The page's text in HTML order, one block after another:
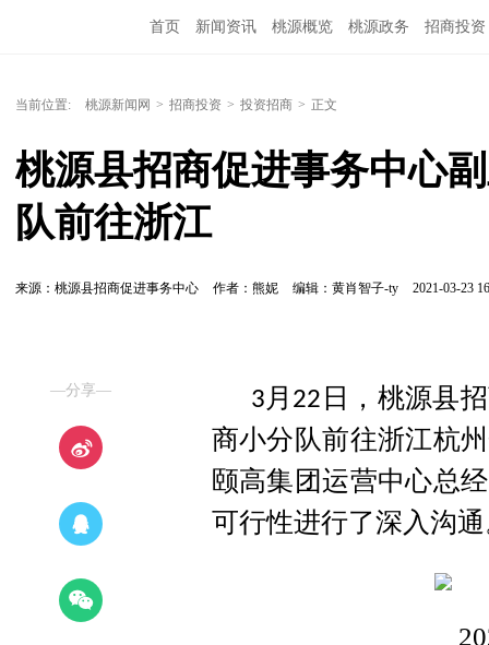
首页 新闻资讯 桃源概览 桃源政务 招商投资
当前位置: 桃源新闻网 > 招商投资 > 投资招商 > 正文
桃源县招商促进事务中心
队前往浙江
来源：桃源县招商促进事务中心 作者：熊妮 编辑：黄肖智子-ty 2021-03-23
—分享— 3 月 22 日，桃源县
商小分队前往浙江杭
颐高集团运营中心总
可行性进行了深入沟